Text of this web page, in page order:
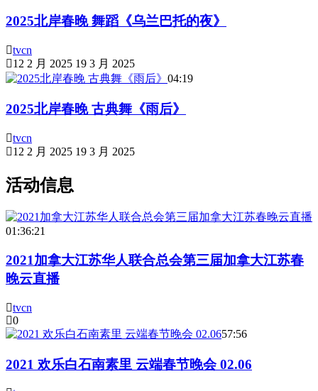
2025北岸春晚 舞蹈《乌兰巴托的夜》
tvcn
12 2 月 2025 19 3 月 2025
04:19
2025北岸春晚 古典舞《雨后》
tvcn
12 2 月 2025 19 3 月 2025
活动信息
01:36:21
2021加拿大江苏华人联合总会第三届加拿大江苏春
晚云直播
tvcn
0
57:56
2021 欢乐白石南素里 云端春节晚会 02.06